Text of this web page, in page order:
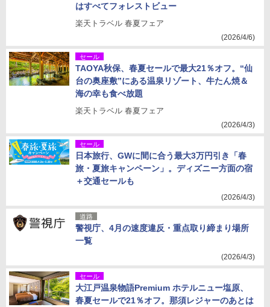
はすべてフォレストビュー
楽天トラベル 春夏フェア
(2026/4/6)
セール
TAOYA秋保、春夏セールで最大21％オフ。“仙
台の奥座敷”にある温泉リゾート、牛たん焼＆
海の幸も食べ放題
楽天トラベル 春夏フェア
(2026/4/3)
セール
日本旅行、GWに間に合う最大3万円引き「春
旅・夏旅キャンペーン」。ディズニー方面の宿
＋交通セールも
(2026/4/3)
道路
警視庁、4月の速度違反・重点取り締まり場所
一覧
(2026/4/3)
セール
大江戸温泉物語Premium ホテルニュー塩原、
春夏セールで21％オフ。那須レジャーのあとは